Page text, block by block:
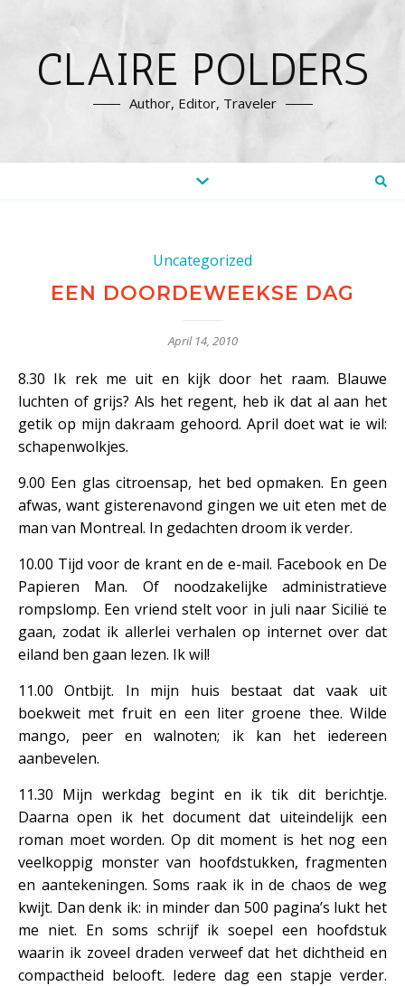
CLAIRE POLDERS
Author, Editor, Traveler
Uncategorized
EEN DOORDEWEEKSE DAG
April 14, 2010
8.30 Ik rek me uit en kijk door het raam. Blauwe
luchten of grijs? Als het regent, heb ik dat al aan het
getik op mijn dakraam gehoord. April doet wat ie wil:
schapenwolkjes.
9.00 Een glas citroensap, het bed opmaken. En geen
afwas, want gisterenavond gingen we uit eten met de
man van Montreal. In gedachten droom ik verder.
10.00 Tijd voor de krant en de e-mail. Facebook en De
Papieren Man. Of noodzakelijke administratieve
rompslomp. Een vriend stelt voor in juli naar Sicilië te
gaan, zodat ik allerlei verhalen op internet over dat
eiland ben gaan lezen. Ik wil!
11.00 Ontbijt. In mijn huis bestaat dat vaak uit
boekweit met fruit en een liter groene thee. Wilde
mango, peer en walnoten; ik kan het iedereen
aanbevelen.
11.30 Mijn werkdag begint en ik tik dit berichtje.
Daarna open ik het document dat uiteindelijk een
roman moet worden. Op dit moment is het nog een
veelkoppig monster van hoofdstukken, fragmenten
en aantekeningen. Soms raak ik in de chaos de weg
kwijt. Dan denk ik: in minder dan 500 pagina’s lukt het
me niet. En soms schrijf ik soepel een hoofdstuk
waarin ik zoveel draden verweef dat het dichtheid en
compactheid belooft. Iedere dag een stapje verder.